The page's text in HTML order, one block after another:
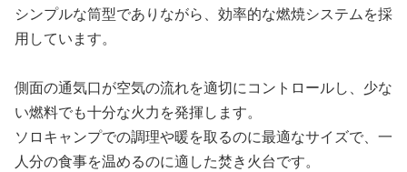
シンプルな筒型でありながら、効率的な燃焼システムを採
用しています。
側面の通気口が空気の流れを適切にコントロールし、少な
い燃料でも十分な火力を発揮します。
ソロキャンプでの調理や暖を取るのに最適なサイズで、一
人分の食事を温めるのに適した焚き火台です。